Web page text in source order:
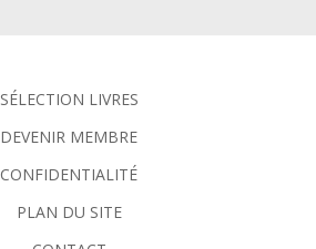
SÉLECTION LIVRES
DEVENIR MEMBRE
CONFIDENTIALITÉ
PLAN DU SITE